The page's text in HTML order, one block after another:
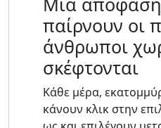
παίρνουν οι
άνθρωποι
σκέφτονται
Κάθε μέρα,
κάνουν κλικ στην